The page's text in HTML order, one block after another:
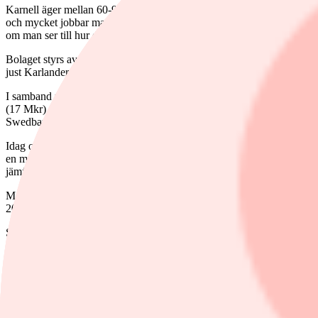
Karnell äger mellan 60-99 procent av bolagen och ambitionen är att
och mycket jobbar man med en hög grad av decentralisering men
om man ser till hur de noterade konkurrenterna utvecklats över långa
Bolaget styrs av vd Petter Moldenius och ordförande är Patrik
just Karlander och Rignell.
I samband med börsnoteringen görs ingen försäljning av befintliga
(17 Mkr) och de två grundarna kommer äga 5,7% av aktierna men
Swedbank Robur och Östersjöstiftelsen som åtagit sig att teckna.
Idag omsätter Karnell 1,3 miljarder kr proforma om man till fullo
en marginal på 14 procent. Nettoskulden landar kring 175 Mkr
jämförelse med de större etablerade förvärvsbolagen på börsen som
Men det finns goda skäl för den låga värderingen. Dels rör det sig
2024 för Karnell. Under 2021-2023 låg den genomsnittliga
Ser vi till den organiska ebita-tillväxten däremot, så var den +23